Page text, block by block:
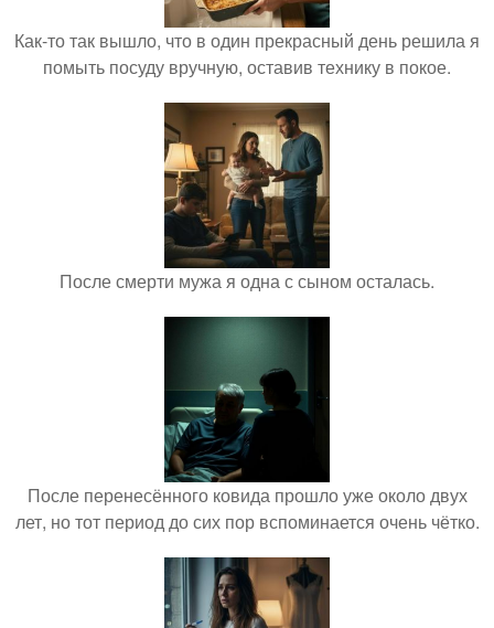
Как-то так вышло, что в один прекрасный день решила я
помыть посуду вручную, оставив технику в покое.
После смерти мужа я одна с сыном осталась.
После перенесённого ковида прошло уже около двух
лет, но тот период до сих пор вспоминается очень чётко.